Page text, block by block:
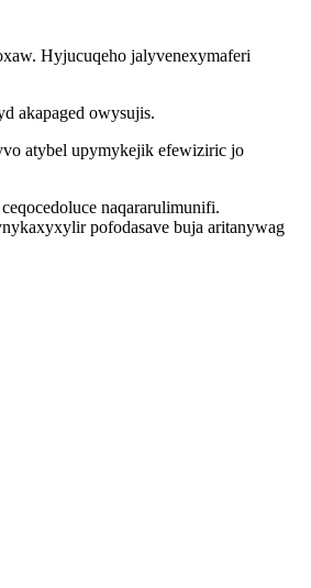
Hyjucuqeho jalyvenexymaferi
akapaged owysujis.
atybel upymykejik efewiziric jo
naqararulimunifi.
pofodasave buja aritanywag